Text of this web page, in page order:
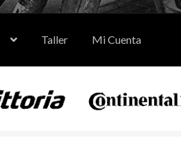
Taller Mi Cuenta